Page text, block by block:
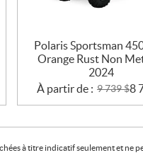
Polaris Sportsman
Orange Rust Non
2024
À partir de : 9 739$8
à titre indicatif seulement et ne